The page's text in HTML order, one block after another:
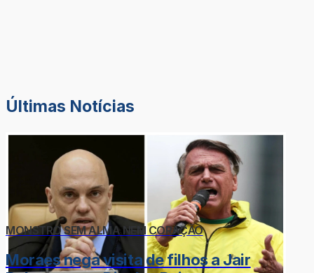
Últimas Notícias
MONSTRO SEM ALMA NEM CORAÇÃO
Moraes nega visita de filhos a Jair